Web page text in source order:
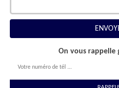
On vous